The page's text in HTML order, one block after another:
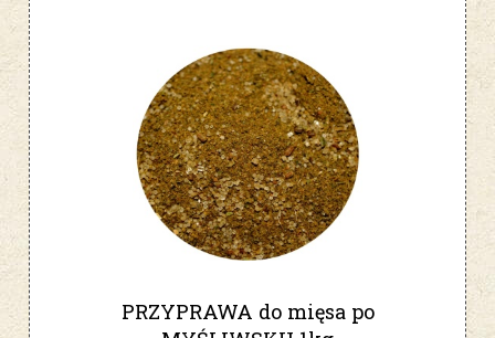
PRZYPRAWA do mięsa po